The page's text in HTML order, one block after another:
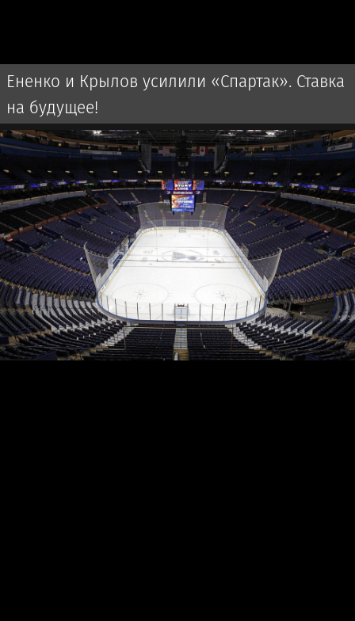
Ененко и Крылов усилили «Спартак». Ставка
на будущее!